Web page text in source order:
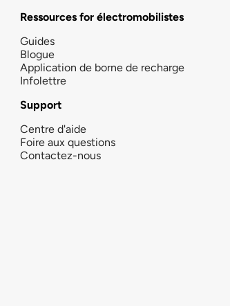
Ressources for électromobilistes
Guides
Blogue
Application de borne de recharge
Infolettre
Support
Centre d'aide
Foire aux questions
Contactez-nous